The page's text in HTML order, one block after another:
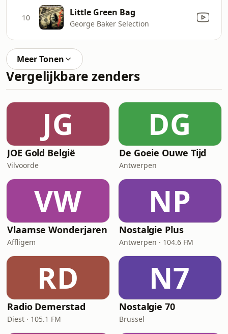
10 Little Green Bag
George Baker Selection
Meer Tonen
Vergelijkbare zenders
JG
JOE Gold België
Vilvoorde
DG
De Goeie Ouwe Tijd
Antwerpen
VW
Vlaamse Wonderjaren
Affligem
NP
Nostalgie Plus
Antwerpen · 104.6 FM
RD
Radio Demerstad
Diest · 105.1 FM
N7
Nostalgie 70
Brussel